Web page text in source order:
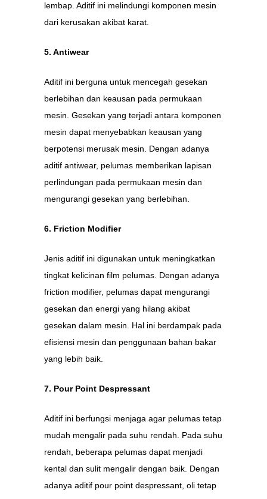
lembap. Aditif ini melindungi komponen mesin
dari kerusakan akibat karat.
5. Antiwear
Aditif ini berguna untuk mencegah gesekan
berlebihan dan keausan pada permukaan
mesin. Gesekan yang terjadi antara komponen
mesin dapat menyebabkan keausan yang
berpotensi merusak mesin. Dengan adanya
aditif antiwear, pelumas memberikan lapisan
perlindungan pada permukaan mesin dan
mengurangi gesekan yang berlebihan.
6. Friction Modifier
Jenis aditif ini digunakan untuk meningkatkan
tingkat kelicinan film pelumas. Dengan adanya
friction modifier, pelumas dapat mengurangi
gesekan dan energi yang hilang akibat
gesekan dalam mesin. Hal ini berdampak pada
efisiensi mesin dan penggunaan bahan bakar
yang lebih baik.
7. Pour Point Despressant
Aditif ini berfungsi menjaga agar pelumas tetap
mudah mengalir pada suhu rendah. Pada suhu
rendah, beberapa pelumas dapat menjadi
kental dan sulit mengalir dengan baik. Dengan
adanya aditif pour point despressant, oli tetap